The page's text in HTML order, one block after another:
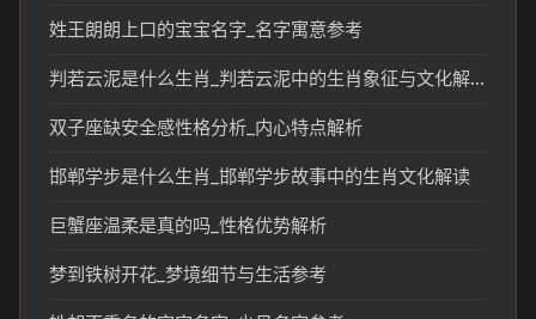
姓王朗朗上口的宝宝名字_名字寓意参考
判若云泥是什么生肖_判若云泥中的生肖象征与文化解读
双子座缺安全感性格分析_内心特点解析
邯郸学步是什么生肖_邯郸学步故事中的生肖文化解读
巨蟹座温柔是真的吗_性格优势解析
梦到铁树开花_梦境细节与生活参考